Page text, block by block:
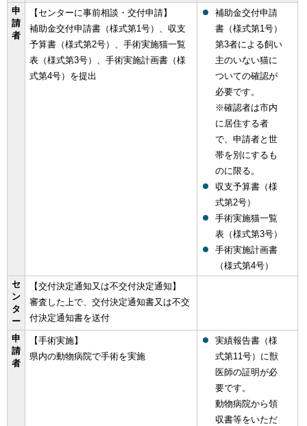
申
請
者
【センターに事前相談・交付申請】
補助金交付申請書（様式第1号）、収支
予算書（様式第2号）、手術実施猫一覧
表（様式第3号）、手術実施計画書（様
式第4号）を提出
補助金交付申請
書（様式第1号）
第3者による飼い
主のいない猫に
ついての確認が
必要です。
※確認者は市内
に居住する者
で、申請者と世
帯を別にするも
のに限る。
収支予算書（様
式第2号）
手術実施猫一覧
表（様式第3号）
手術実施計画書
（様式第4号）
セ
ン
タ
ー
【交付決定通知又は不交付決定通知】
審査した上で、交付決定通知書又は不交
付決定通知書を送付
申
請
者
【手術実施】
県内の動物病院で手術を実施
実績報告書（様
式第11号）に獣
医師の証明が必
要です。
動物病院から領
収書等をいただ